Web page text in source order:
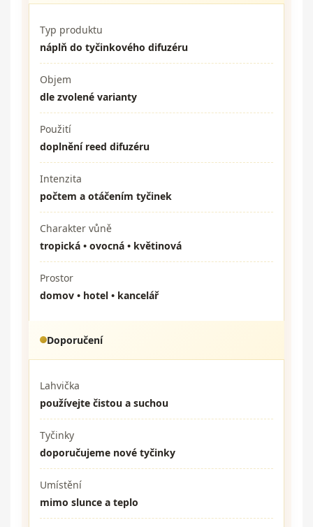
Typ produktu
náplň do tyčinkového difuzéru
Objem
dle zvolené varianty
Použití
doplnění reed difuzéru
Intenzita
počtem a otáčením tyčinek
Charakter vůně
tropická • ovocná • květinová
Prostor
domov • hotel • kancelář
Doporučení
Lahvička
používejte čistou a suchou
Tyčinky
doporučujeme nové tyčinky
Umístění
mimo slunce a teplo